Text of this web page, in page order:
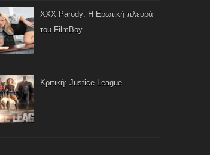
XXX Parody: Η Ερωτική πλευρά
του FilmBoy
Κριτική: Justice League